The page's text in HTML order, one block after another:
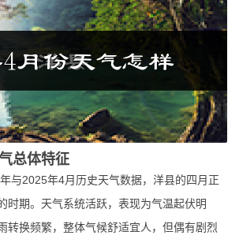
总体特征
与2025年4月历史天气数据，洋县的四月正
时期。天气系统活跃，表现为气温起伏明
转换频繁，整体气候舒适宜人，但偶有剧烈